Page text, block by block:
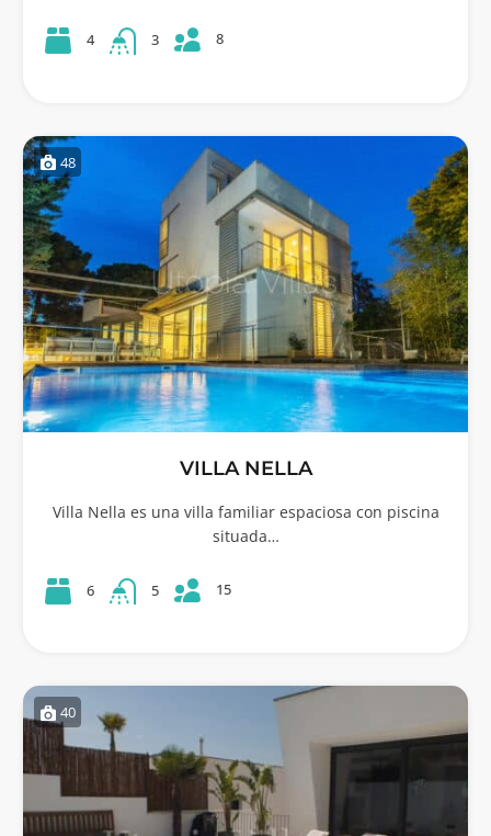
4 3 8
48
VILLA NELLA
Villa Nella es una villa familiar espaciosa con piscina
situada…
6 5 15
40